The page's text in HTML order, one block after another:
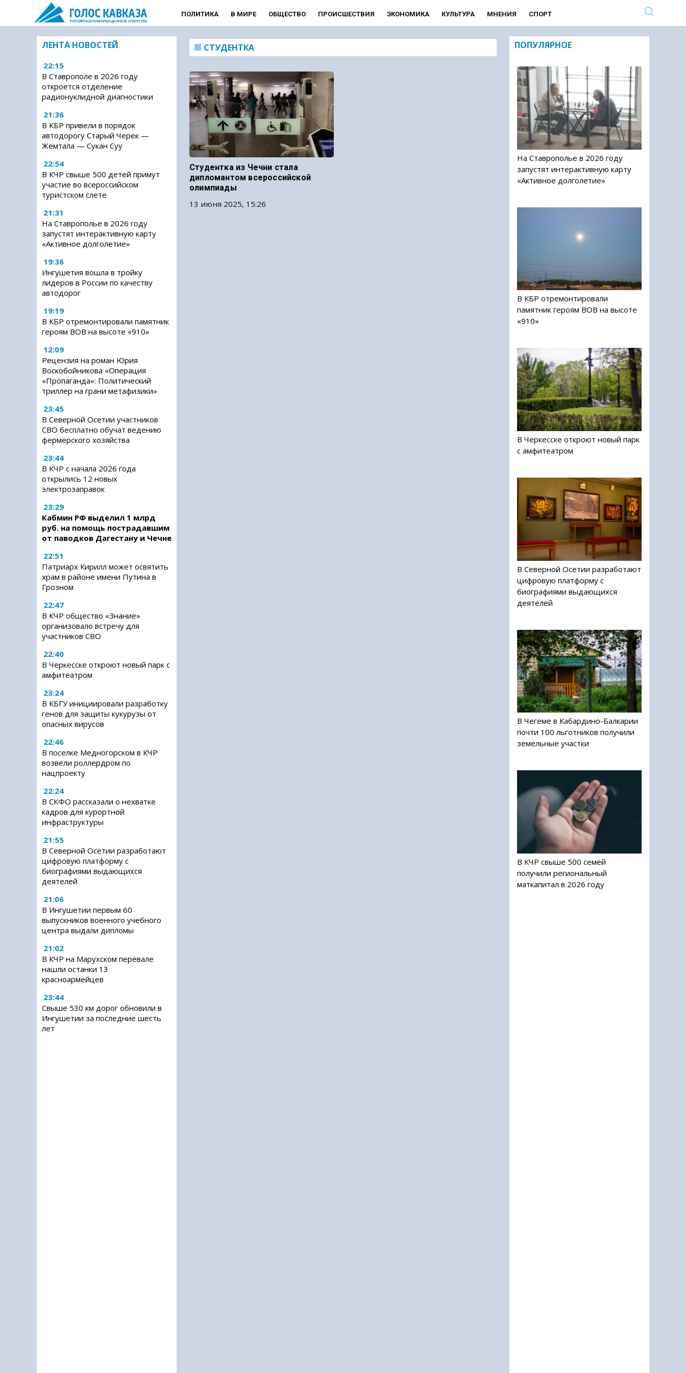
ПОЛИТИКА В МИРЕ ОБЩЕСТВО ПРОИСШЕСТВИЯ ЭКОНОМИКА КУЛЬТУРА МНЕНИЯ СПОРТ
ЛЕНТА НОВОСТЕЙ
22:15
В Ставрополе в 2026 году
откроется отделение
радионуклидной диагностики
21:36
В КБР привели в порядок
автодорогу Старый Черек —
Жемтала — Сукан Суу
22:54
В КЧР свыше 500 детей примут
участие во всероссийском
туристском слете
21:31
На Ставрополье в 2026 году
запустят интерактивную карту
«Активное долголетие»
19:36
Ингушетия вошла в тройку
лидеров в России по качеству
автодорог
19:19
В КБР отремонтировали памятник
героям ВОВ на высоте «910»
12:09
Рецензия на роман Юрия
Воскобойникова «Операция
«Пропаганда»: Политический
триллер на грани метафизики»
23:45
В Северной Осетии участников
СВО бесплатно обучат ведению
фермерского хозяйства
23:44
В КЧР с начала 2026 года
открылись 12 новых
электрозаправок
23:29
Кабмин РФ выделил 1 млрд
руб. на помощь пострадавшим
от паводков Дагестану и Чечне
22:51
Патриарх Кирилл может освятить
храм в районе имени Путина в
Грозном
22:47
В КЧР общество «Знание»
организовало встречу для
участников СВО
22:40
В Черкесске откроют новый парк с
амфитеатром
23:24
В КБГУ инициировали разработку
генов для защиты кукурузы от
опасных вирусов
22:46
В поселке Медногорском в КЧР
возвели роллердром по
нацпроекту
22:24
В СКФО рассказали о нехватке
кадров для курортной
инфраструктуры
21:55
В Северной Осетии разработают
цифровую платформу с
биографиями выдающихся
деятелей
21:06
В Ингушетии первым 60
выпускников военного учебного
центра выдали дипломы
21:02
В КЧР на Марухском перевале
нашли останки 13
красноармейцев
23:44
Свыше 530 км дорог обновили в
Ингушетии за последние шесть
лет
СТУДЕНТКА
Студентка из Чечни стала
дипломантом всероссийской
олимпиады
13 июня 2025, 15:26
ПОПУЛЯРНОЕ
На Ставрополье в 2026 году
запустят интерактивную карту
«Активное долголетие»
В КБР отремонтировали
памятник героям ВОВ на высоте
«910»
В Черкесске откроют новый парк
с амфитеатром
В Северной Осетии разработают
цифровую платформу с
биографиями выдающихся
деятелей
В Чегеме в Кабардино-Балкарии
почти 100 льготников получили
земельные участки
В КЧР свыше 500 семей
получили региональный
маткапитал в 2026 году